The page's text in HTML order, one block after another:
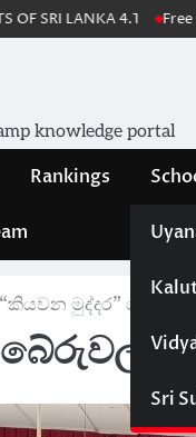
LANKA 4.1 Free
knowledge portal
Rankings
Sri
“කියවන මුද්දර” බේරුවලට
බේරුවලට